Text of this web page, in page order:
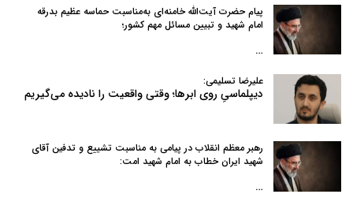
پیام حضرت آیت‌الله خامنه‌ای به‌مناسبت حماسه عظیم بدرقه
امام شهید و تبیین مسائل مهم کشور؛
…
علیرضا تسلیمی:
دیپلماسیِ روی ابرها؛ وقتی واقعیت را نادیده می‌گیریم
رهبر معظم انقلاب در پیامی به‌ مناسبت تشییع و تدفین آقای
شهید ایران خطاب به امام شهید امت:
…